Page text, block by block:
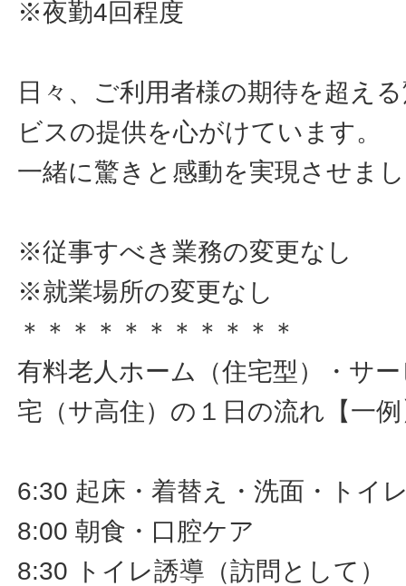
※夜勤4回程度
日々、ご利用者様の期待を超え
ビスの提供を心がけています。
一緒に驚きと感動を実現させま
※従事すべき業務の変更なし
※就業場所の変更なし
＊＊＊＊＊＊＊＊＊＊＊
有料老人ホーム（住宅型）・サ
宅（サ高住）の１日の流れ【一
6:30 起床・着替え・洗面・トイ
8:00 朝食・口腔ケア
8:30 トイレ誘導（訪問として）